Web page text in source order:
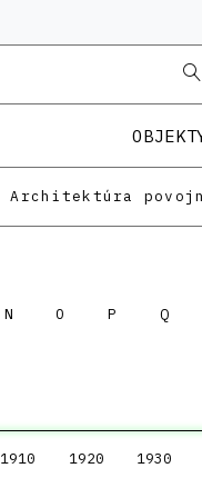
Architektúra
N O P Q
1910 1920 1930